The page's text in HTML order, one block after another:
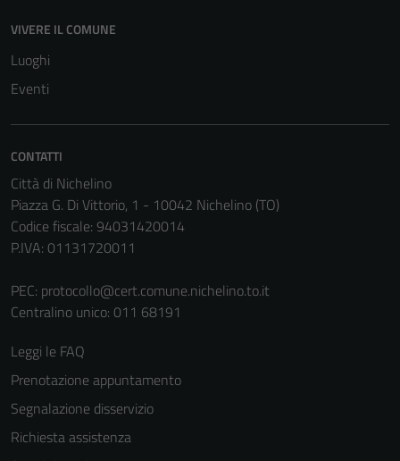
VIVERE IL COMUNE
Luoghi
Eventi
CONTATTI
Città di Nichelino
Piazza G. Di Vittorio, 1 - 10042 Nichelino (TO)
Codice fiscale: 94031420014
P.IVA: 01131720011
PEC: protocollo@cert.comune.nichelino.to.it
Centralino unico: 011 68191
Leggi le FAQ
Prenotazione appuntamento
Segnalazione disservizio
Richiesta assistenza